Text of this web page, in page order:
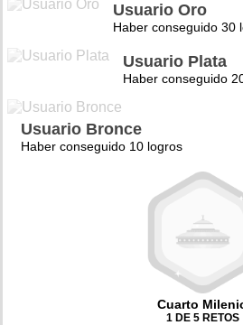
Usuario Oro
Haber conseguido 30
Usuario Plata
Haber conseguido
Usuario Bronce
Haber conseguido 10 logros
Cuarto
1 DE 5 RETOS